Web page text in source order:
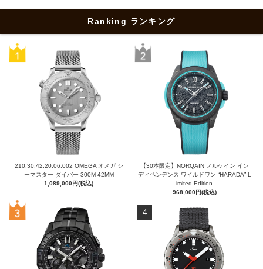
Ranking ランキング
210.30.42.20.06.002 OMEGA オメガ シ
ーマスター ダイバー 300M 42MM
1,089,000円(税込)
【30本限定】NORQAIN ノルケイン イン
ディペンデンス ワイルドワン “HARADA” L
imited Edition
968,000円(税込)
4